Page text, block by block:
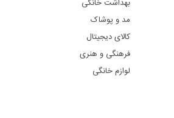
بهداشت خانگی
مد و پوشاک
کالای دیجیتال
فرهنگی و هنری
لوازم خانگی